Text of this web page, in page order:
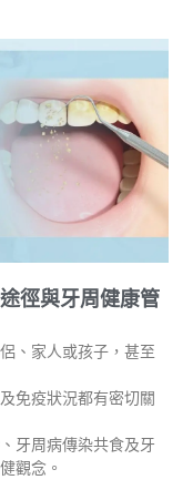
徑與牙周健康管
、家人或孩子，甚至
免疫狀況都有密切關
牙周病傳染共食及牙
觀念。